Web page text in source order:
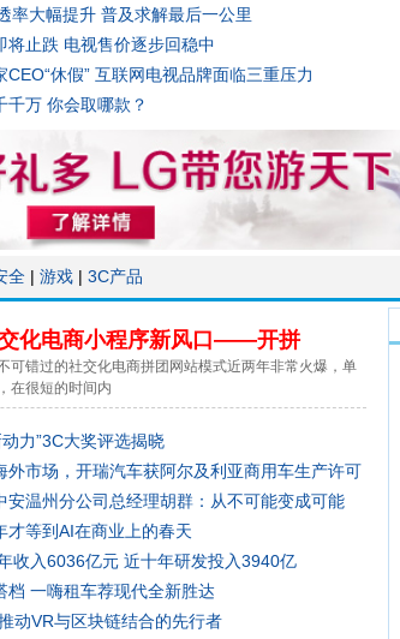
率大幅提升 普及求解最后一公里
将止跌 电视售价逐步回稳中
CEO“休假” 互联网电视品牌面临三重压力
千万 你会取哪款？
全 | 游戏 | 3C产品
化电商小程序新风口——开拼
可错过的社交化电商拼团网站模式近两年非常火爆，单
在很短的时间内
力”3C大奖评选揭晓
外市场，开瑞汽车获阿尔及利亚商用车生产许可
安温州分公司总经理胡群：从不可能变成可能
才等到AI在商业上的春天
收入6036亿元 近十年研发投入3940亿
档 一嗨租车荐现代全新胜达
动VR与区块链结合的先行者